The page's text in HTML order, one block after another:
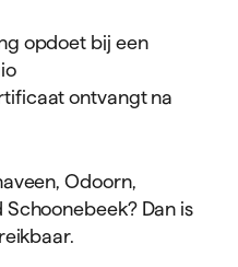
opdoet bij een
ontvangt na
Odoorn,
Dan is